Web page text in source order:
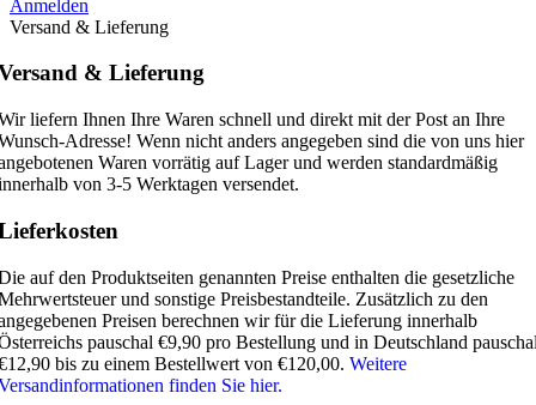
Anmelden
Versand & Lieferung
& Lieferung
liefern Ihnen Ihre Waren schnell und direkt mit der Post an Ihre
Adresse! Wenn nicht anders angegeben sind die von uns hier
Waren vorrätig auf Lager und werden standardmäßig
von 3-5 Werktagen versendet.
auf den Produktseiten genannten Preise enthalten die gesetzliche
und sonstige Preisbestandteile. Zusätzlich zu den
Preisen berechnen wir für die Lieferung innerhalb
pauschal €9,90 pro Bestellung und in Deutschland
bis zu einem Bestellwert von €120,00. Weitere
finden Sie hier.